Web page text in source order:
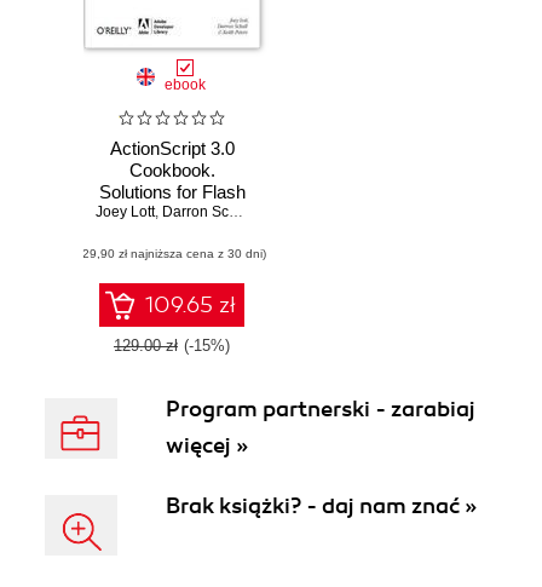
ebook
ActionScript 3.0
Cookbook.
Solutions for Flash
Platform and Flex
Developers
Joey Lott, Darron Schall
(29,90 zł najniższa cena z 30 dni)
109.65 zł
129.00 zł (-15%)
Program partnerski - zarabiaj
więcej »
Brak książki? - daj nam znać »